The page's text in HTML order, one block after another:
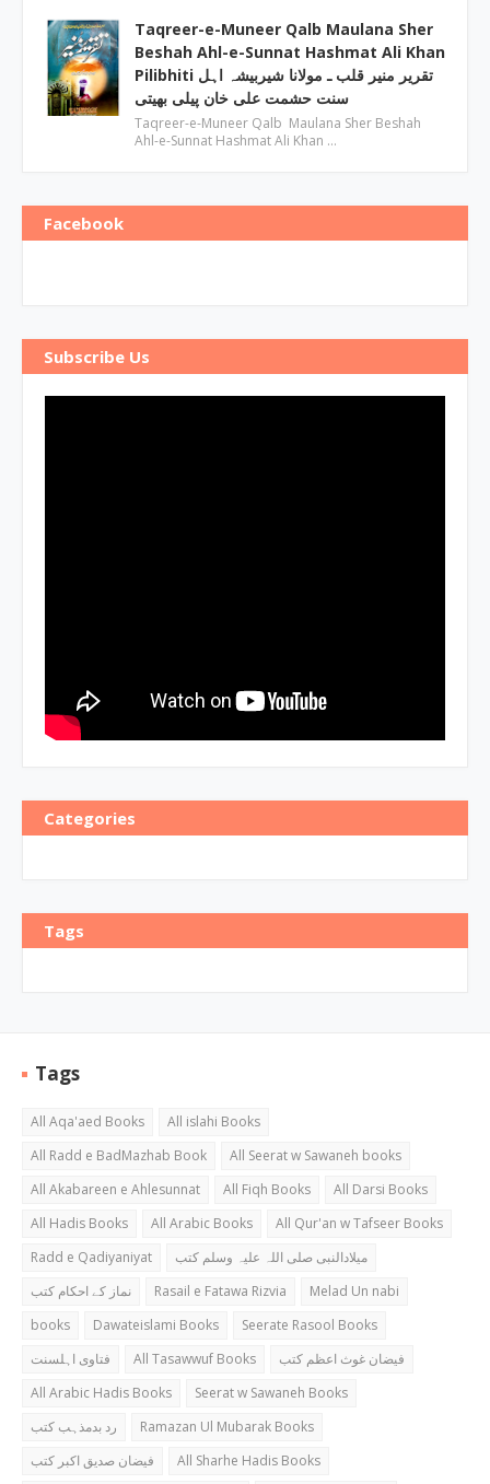
Taqreer-e-Muneer Qalb Maulana Sher
Beshah Ahl-e-Sunnat Hashmat Ali Khan
Pilibhiti تقریر منیر قلب ـ مولانا شیربیشہ اہل
سنت حشمت علی خان پیلی بھیتی
Taqreer-e-Muneer Qalb Maulana Sher Beshah
Ahl-e-Sunnat Hashmat Ali Khan …
Facebook
Subscribe Us
Categories
Tags
Tags
All Aqa'aed Books
All islahi Books
All Radd e BadMazhab Book
All Seerat w Sawaneh books
All Akabareen e Ahlesunnat
All Fiqh Books
All Darsi Books
All Hadis Books
All Arabic Books
All Qur'an w Tafseer Books
Radd e Qadiyaniyat
میلادالنبی صلی اللہ علیہ وسلم کتب
نماز کے احکام کتب
Rasail e Fatawa Rizvia
Melad Un nabi
books
Dawateislami Books
Seerate Rasool Books
فتاوی اہلسنت
All Tasawwuf Books
فیضان غوث اعظم کتب
All Arabic Hadis Books
Seerat w Sawaneh Books
رد بدمذہب کتب
Ramazan Ul Mubarak Books
فیضان صدیق اکبر کتب
All Sharhe Hadis Books